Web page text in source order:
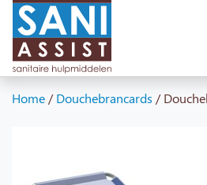
Home/Douchebrancards /